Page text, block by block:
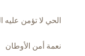
الحي لا تؤمن عليه
نعمة أمن الأوطان